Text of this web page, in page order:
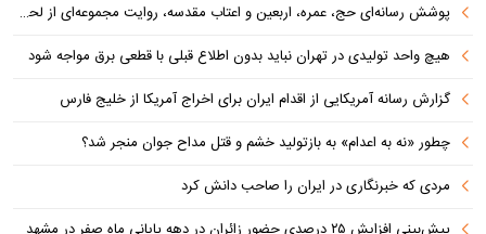
پوشش رسانه‌ای حج، عمره، اربعین و اعتاب مقدسه، روایت مجموعه‌ای از لحظه‌هاست
هیچ واحد تولیدی در تهران نباید بدون اطلاع قبلی با قطعی برق مواجه شود
گزارش رسانه آمریکایی از اقدام ایران برای اخراج آمریکا از خلیج فارس
چطور «نه به اعدام» به بازتولید خشم و قتل مداح جوان منجر شد؟
مردی که خبرنگاری در ایران را صاحب دانش کرد